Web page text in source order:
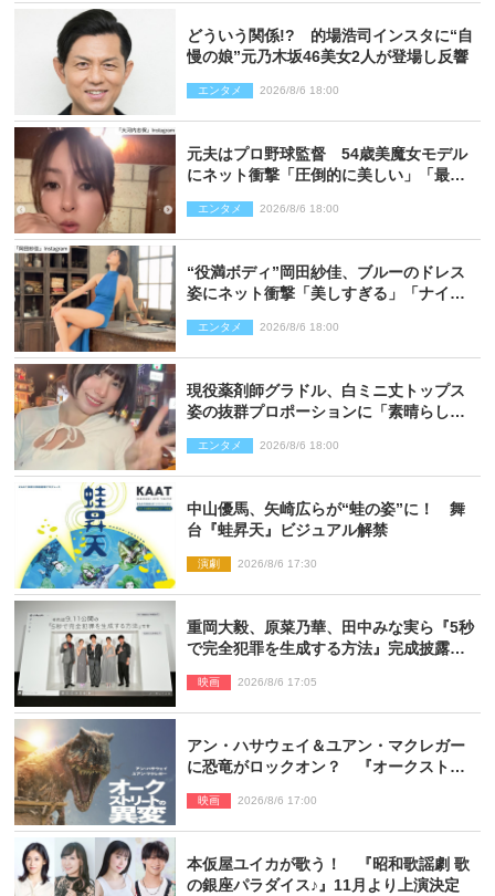
どういう関係!? 的場浩司インスタに“自
慢の娘”元乃木坂46美女2人が登場し反響
エンタメ 2026/8/6 18:00
元夫はプロ野球監督 54歳美魔女モデル
にネット衝撃「圧倒的に美しい」「最強
エンタメ 2026/8/6 18:00
“役満ボディ”岡田紗佳、ブルーのドレス
姿にネット衝撃「美しすぎる」「ナイ
エンタメ 2026/8/6 18:00
現役薬剤師グラドル、白ミニ丈トップス
姿の抜群プロポーションに「素晴らしす
エンタメ 2026/8/6 18:00
中山優馬、矢崎広らが“蛙の姿”に！ 舞
台『蛙昇天』ビジュアル解禁
演劇 2026/8/6 17:30
重岡大毅、原菜乃華、田中みな実ら『5秒
で完全犯罪を生成する方法』完成披露に
映画 2026/8/6 17:05
アン・ハサウェイ＆ユアン・マクレガー
に恐竜がロックオン？ 『オークストリ
解禁
映画 2026/8/6 17:00
本仮屋ユイカが歌う！ 『昭和歌謡劇 歌
の銀座パラダイス♪』11月より上演決定